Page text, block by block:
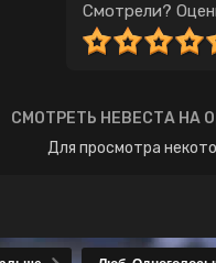
Смотрели?
СМОТРЕТЬ НЕВЕСТА НА
Для просмотра